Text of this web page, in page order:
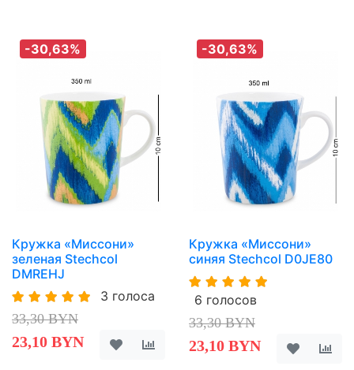
-30,63%
Кружка «Миссони»
зеленая Stechcol
DMREHJ
3 голоса
33,30 BYN
23,10 BYN
-30,63%
Кружка «Миссони»
синяя Stechcol D0JE80
6 голосов
33,30 BYN
23,10 BYN